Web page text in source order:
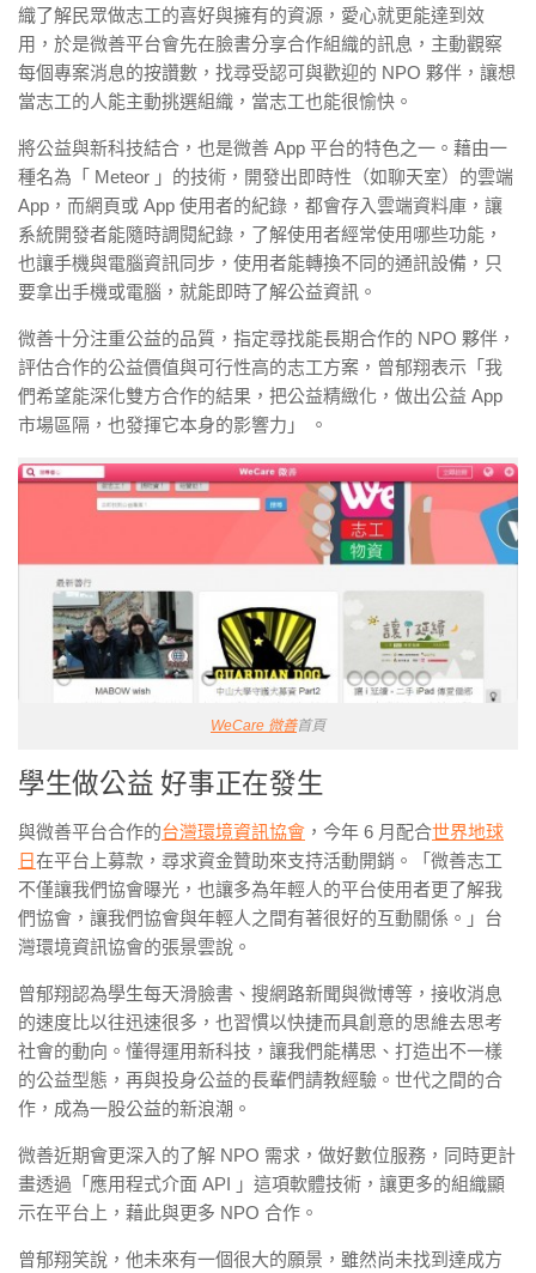
織了解民眾做志工的喜好與擁有的資源，愛心就更能達到效
用，於是微善平台會先在臉書分享合作組織的訊息，主動觀察
每個專案消息的按讚數，找尋受認可與歡迎的 NPO 夥伴，讓想
當志工的人能主動挑選組織，當志工也能很愉快。
將公益與新科技結合，也是微善 App 平台的特色之一。藉由一
種名為「 Meteor 」的技術，開發出即時性（如聊天室）的雲端
App，而網頁或 App 使用者的紀錄，都會存入雲端資料庫，讓
系統開發者能隨時調閱紀錄，了解使用者經常使用哪些功能，
也讓手機與電腦資訊同步，使用者能轉換不同的通訊設備，只
要拿出手機或電腦，就能即時了解公益資訊。
微善十分注重公益的品質，指定尋找能長期合作的 NPO 夥伴，
評估合作的公益價值與可行性高的志工方案，曾郁翔表示「我
們希望能深化雙方合作的結果，把公益精緻化，做出公益 App
市場區隔，也發揮它本身的影響力」 。
WeCare 微善首頁
學生做公益 好事正在發生
與微善平台合作的台灣環境資訊協會 ，今年 6 月配合世界地球
日在平台上募款，尋求資金贊助來支持活動開銷。「微善志工
不僅讓我們協會曝光，也讓多為年輕人的平台使用者更了解我
們協會，讓我們協會與年輕人之間有著很好的互動關係。」台
灣環境資訊協會的張景雲說。
曾郁翔認為學生每天滑臉書、搜網路新聞與微博等，接收消息
的速度比以往迅速很多，也習慣以快捷而具創意的思維去思考
社會的動向。懂得運用新科技，讓我們能構思、打造出不一樣
的公益型態，再與投身公益的長輩們請教經驗。世代之間的合
作，成為一股公益的新浪潮。
微善近期會更深入的了解 NPO 需求，做好數位服務，同時更計
畫透過「應用程式介面 API 」這項軟體技術，讓更多的組織顯
示在平台上，藉此與更多 NPO 合作。
曾郁翔笑說，他未來有一個很大的願景，雖然尚未找到達成方